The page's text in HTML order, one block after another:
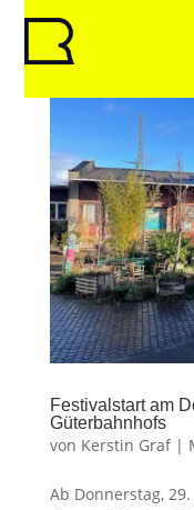
Festivalstart am
Güterbahnhofs
von Kerstin Graf|
Ab Donnerstag,